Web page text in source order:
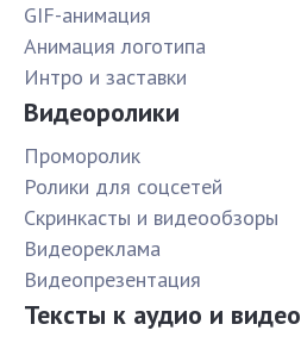
GIF-анимация
Анимация логотипа
Интро и заставки
Видеоролики
Проморолик
Ролики для соцсетей
Скринкасты и видеообзоры
Видеореклама
Видеопрезентация
Тексты к аудио и видео